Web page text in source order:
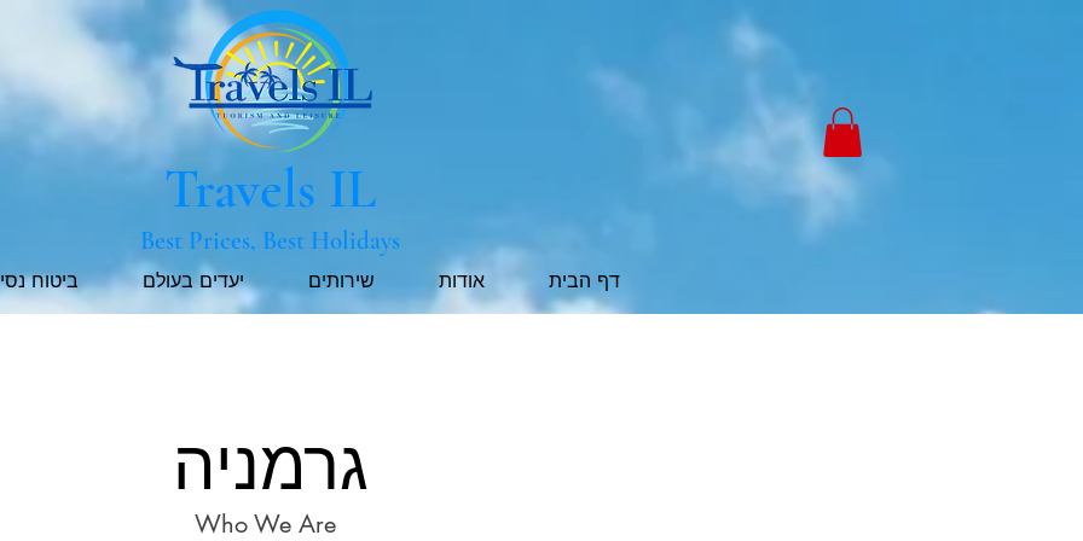
Travels IL
Best Prices, Best Holidays
ביטוח יעדים בעולם שירותים אודות דף הבית
גרמניה
Who We Are